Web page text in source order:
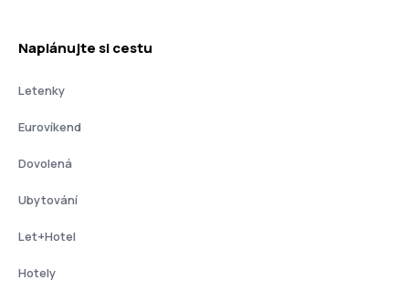
Naplánujte si cestu
Letenky
Eurovíkend
Dovolená
Ubytování
Let+Hotel
Hotely